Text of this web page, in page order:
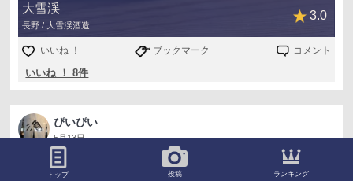
大雪渓
長野 / 大雪渓酒造
3.0
いいね ！ ブックマーク コメント
いいね ！ 8件
ぴいぴい
5月13日
女性の南部杜氏が作る紫波酒造
トップ 投稿 ランキング